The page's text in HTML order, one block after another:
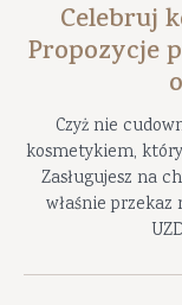
Celebruj
Propozycje
Czyż nie
kosmetykiem, który
Zasługujesz na
właśnie